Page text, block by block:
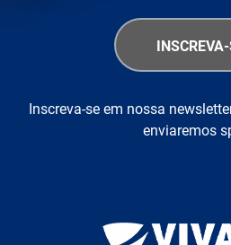
Inscreva-se em nossa
enviaremos